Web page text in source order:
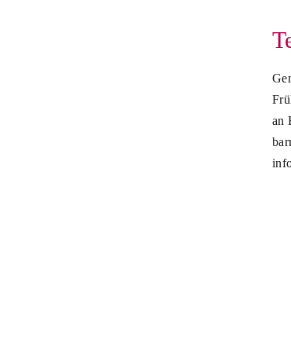
an